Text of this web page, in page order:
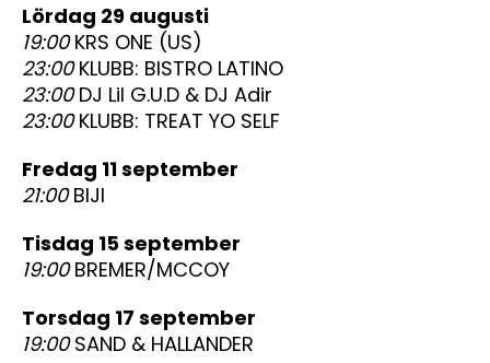
lördag 29 augusti
19:00KRS ONE (US)
23:00KLUBB: BISTRO LATINO
23:00DJ Lil G.U.D & DJ Adir
23:00KLUBB: TREAT YO SELF
fredag 11 september
21:00BIJI
tisdag 15 september
19:00BREMER/MCCOY
torsdag 17 september
19:00SAND & HALLANDER